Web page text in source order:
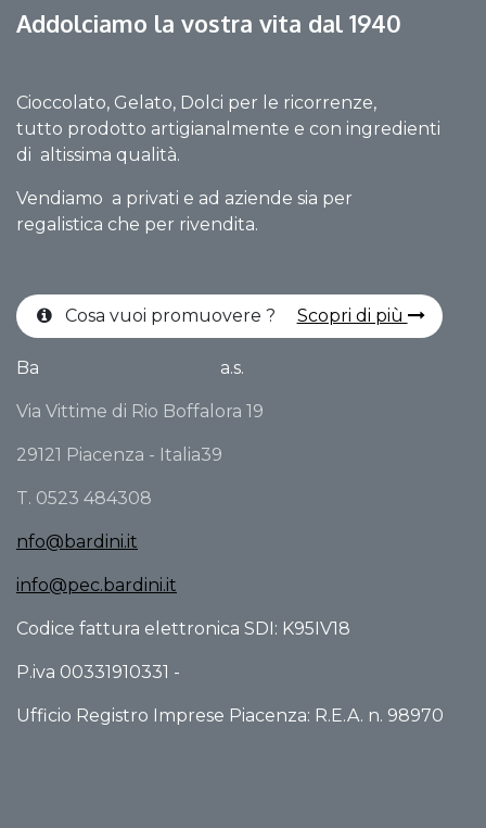
Addolciamo la vostra vita dal 1940
Cioccolato, Gelato, Dolci per le ricorrenze,
tutto prodotto artigianalmente e con ingredienti
di altissima qualità.
Vendiamo a privati e ad aziende sia per
regalistica che per rivendita.
Cosa vuoi promuovere ? Scopri di più
Ba a.s.
Via Vittime di Rio Boffalora 19
29121 Piacenza - Italia39
T. 0523 484308
nfo@bardini.it
info@pec.bardini.it
Codice fattura elettronica SDI: K95IV18
P.iva 00331910331 -
Ufficio Registro Imprese Piacenza: R.E.A. n. 98970